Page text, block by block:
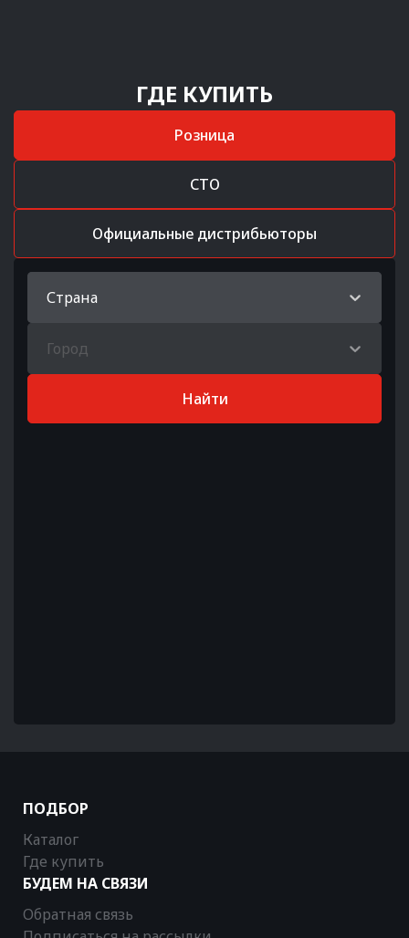
ГДЕ КУПИТЬ
Розница
СТО
Официальные дистрибьюторы
Страна
Город
Найти
ПОДБОР
Каталог
Где купить
БУДЕМ НА СВЯЗИ
Обратная связь